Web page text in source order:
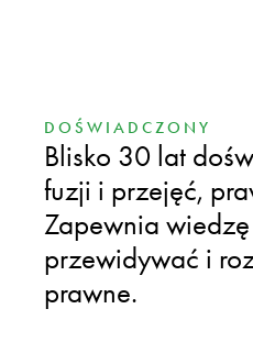
DOŚWIADCZONY
Blisko 30 lat
fuzji i przejęć,
Zapewnia
przewidywać i
prawne.